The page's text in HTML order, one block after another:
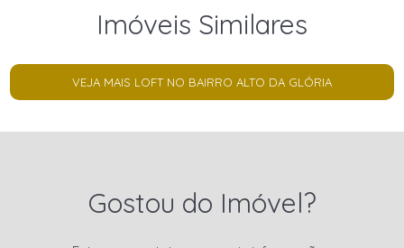
Imóveis Similares
VEJA MAIS LOFT NO BAIRRO ALTO DA GLÓRIA
Gostou do Imóvel?